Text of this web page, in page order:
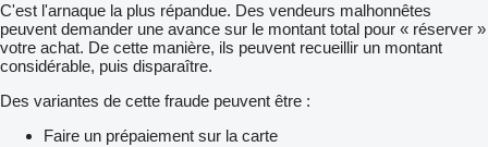
C'est l'arnaque la plus répandue. Des vendeurs malhonnêtes
peuvent demander une avance sur le montant total pour « réserver »
votre achat. De cette manière, ils peuvent recueillir un montant
considérable, puis disparaître.
Des variantes de cette fraude peuvent être :
Faire un prépaiement sur la carte